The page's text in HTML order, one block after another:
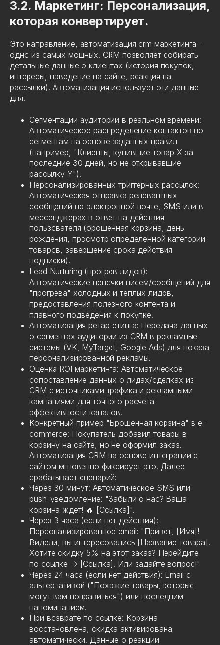
3.2. Маркетинг: Персонализация,
которая конвертирует.
Это направление, автоматизация crm маркетинга –
одно из самых мощных. CRM позволяет собирать
детальные данные о клиентах (история покупок,
интересы, поведение на сайте, реакция на
рассылки). Автоматизация использует эти данные
для:
Сегментации аудитории в реальном времени:
Автоматическое распределение контактов по
сегментам на основе заданных правил
(например, "Клиенты, купившие товар X за
последние 30 дней, но не открывавшие
рассылку Y").
Персонализированных триггерных рассылок:
Автоматическая отправка релевантных
сообщений по электронной почте, SMS или в
мессенджерах в ответ на действия
пользователя (брошенная корзина, день
рождения, просмотр определенной категории
товаров, завершение срока действия
подписки).
Lead Nurturing (прогрев лидов):
Автоматические цепочки писем/сообщений для
"прогрева" холодных и теплых лидов,
предоставления полезного контента и
плавного подведения к покупке.
Автоматизация ретаргетинга: Передача данных
о сегментах аудитории из CRM в рекламные
системы (VK, MyTarget, Google Ads) для показа
персонализированной рекламы.
Оценка ROI маркетинга: Автоматическое
сопоставление данных о лидах/сделках из
CRM с источниками трафика и рекламными
кампаниями для точного расчета
эффективности каналов.
Конкретный пример "Брошенная корзина" в e-
commerce: Покупатель добавил товары в
корзину на сайте, но не оформил заказ.
Автоматизация CRM на основе интеграции с
сайтом мгновенно фиксирует это. Далее
срабатывает сценарий:
Через 30 минут: Автоматическое SMS или
push-уведомление: "Забыли о нас? Ваша
корзина ждет! 🔥 [Ссылка]".
Через 3 часа (если нет действия):
Персонализированное email: "Привет, [Имя]!
Видели, вы интересовались [Название товара].
Хотите скидку 5% на этот заказ? Перейдите
по ссылке -> [Ссылка]. Или задайте вопрос!"
Через 24 часа (если нет действия): Email с
альтернативой ("Похожие товары, которые
могут вам понравиться") или последним
напоминанием.
При возврате по ссылке: Корзина
восстановлена, скидка активирована
автоматически. Данные о реакции